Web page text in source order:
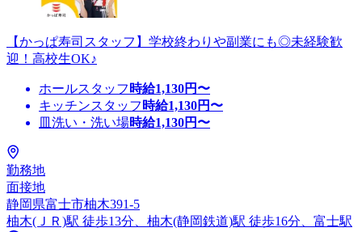
【かっぱ寿司スタッフ】学校終わりや副業にも◎未経験歓
迎！高校生OK♪
ホールスタッフ 時給1,130円〜
キッチンスタッフ 時給1,130円〜
皿洗い・洗い場時給1,130円〜
勤務地
面接地
静岡県富士市柚木391-5
柚木(ＪＲ)駅 徒歩13分、柚木(静岡鉄道)駅 徒歩16分、富士駅